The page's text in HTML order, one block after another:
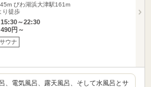
びわ湖浜大津駅161m
り徒歩
～22:30
円～
サウナ
、電気風呂、露天風呂、そして水風呂とサ